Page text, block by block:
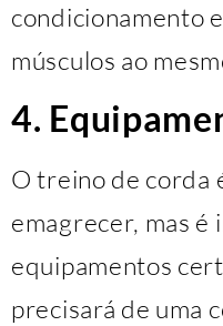
condicionamento
músculos ao
4.
O treino de corda
emagrecer, mas
equipamentos
precisará de uma